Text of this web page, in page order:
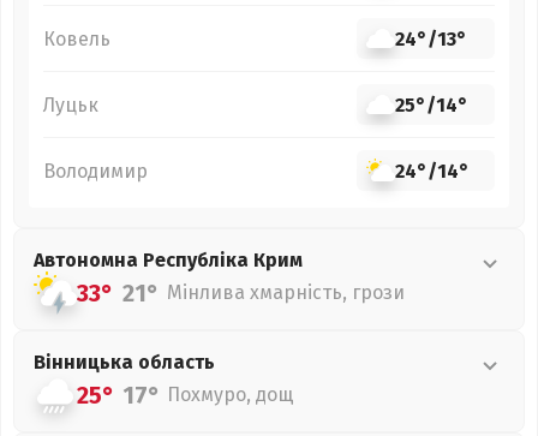
Ковель 24°/13°
Луцьк 25°/14°
Володимир 24°/14°
Автономна Республіка Крим
33° 21° Мінлива хмарність, грози
Вінницька область
25° 17° Похмуро, дощ